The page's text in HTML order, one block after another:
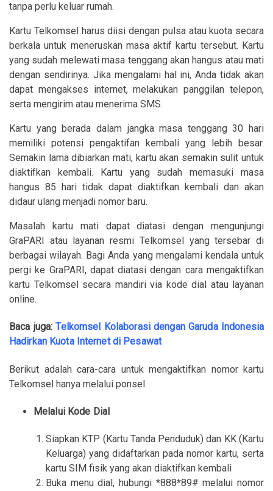
tanpa perlu keluar rumah.
Kartu Telkomsel harus diisi dengan pulsa atau kuota secara
berkala untuk meneruskan masa aktif kartu tersebut. Kartu
yang sudah melewati masa tenggang akan hangus atau mati
dengan sendirinya. Jika mengalami hal ini, Anda tidak akan
dapat mengakses internet, melakukan panggilan telepon,
serta mengirim atau menerima SMS.
Kartu yang berada dalam jangka masa tenggang 30 hari
memiliki potensi pengaktifan kembali yang lebih besar.
Semakin lama dibiarkan mati, kartu akan semakin sulit untuk
diaktifkan kembali. Kartu yang sudah memasuki masa
hangus 85 hari tidak dapat diaktifkan kembali dan akan
didaur ulang menjadi nomor baru.
Masalah kartu mati dapat diatasi dengan mengunjungi
GraPARI atau layanan resmi Telkomsel yang tersebar di
berbagai wilayah. Bagi Anda yang mengalami kendala untuk
pergi ke GraPARI, dapat diatasi dengan cara mengaktifkan
kartu Telkomsel secara mandiri via kode dial atau layanan
online.
Baca juga:Telkomsel Kolaborasi dengan Garuda Indonesia
Hadirkan Kuota Internet di Pesawat
Berikut adalah cara-cara untuk mengaktifkan nomor kartu
Telkomsel hanya melalui ponsel.
Melalui Kode Dial
Siapkan KTP (Kartu Tanda Penduduk) dan KK (Kartu
Keluarga) yang didaftarkan pada nomor kartu, serta
kartu SIM fisik yang akan diaktifkan kembali
Buka menu dial, hubungi *888*89# melalui nomor